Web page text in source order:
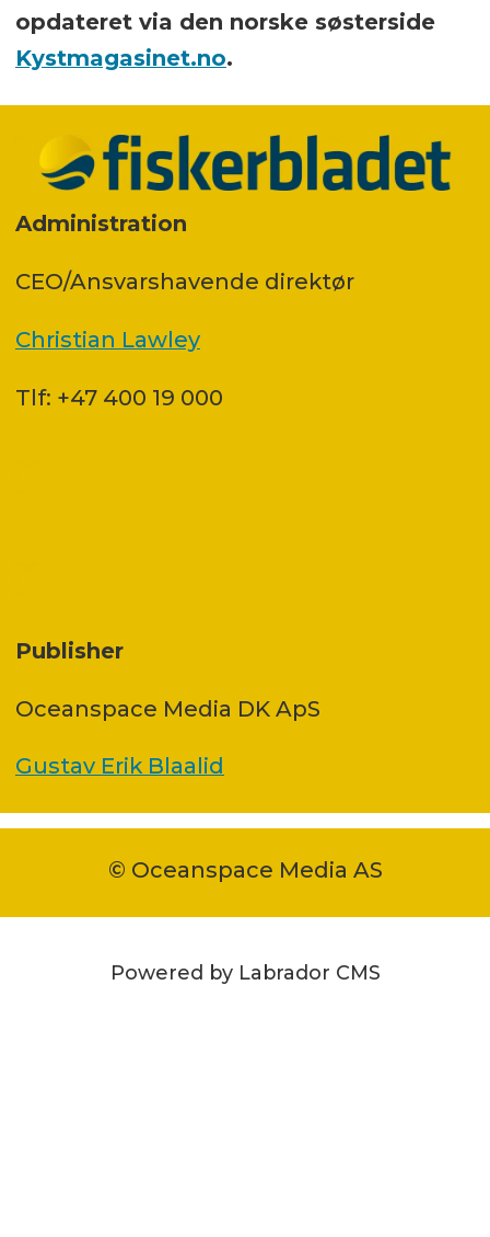
opdateret via den norske søsterside
Kystmagasinet.no.
Administration
CEO/Ansvarshavende direktør
Christian Lawley
Tlf: +47 400 19 000
Publisher
Oceanspace Media DK ApS
Gustav Erik Blaalid
© Oceanspace Media AS
Powered by Labrador CMS